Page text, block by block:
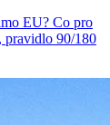
EU? Co pro
pravidlo 90/180